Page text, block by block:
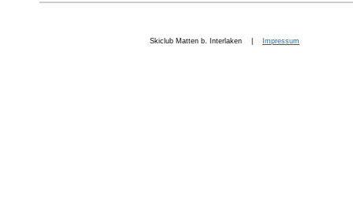
Skiclub Matten b. Interlaken | Impressum